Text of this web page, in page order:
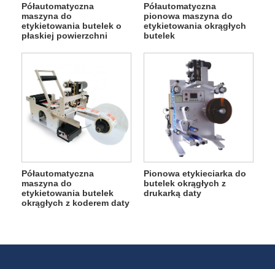
Półautomatyczna
maszyna do
etykietowania butelek o
płaskiej powierzchni
Półautomatyczna
pionowa maszyna do
etykietowania okrągłych
butelek
Półautomatyczna
maszyna do
etykietowania butelek
okrągłych z koderem daty
Pionowa etykieciarka do
butelek okrągłych z
drukarką daty